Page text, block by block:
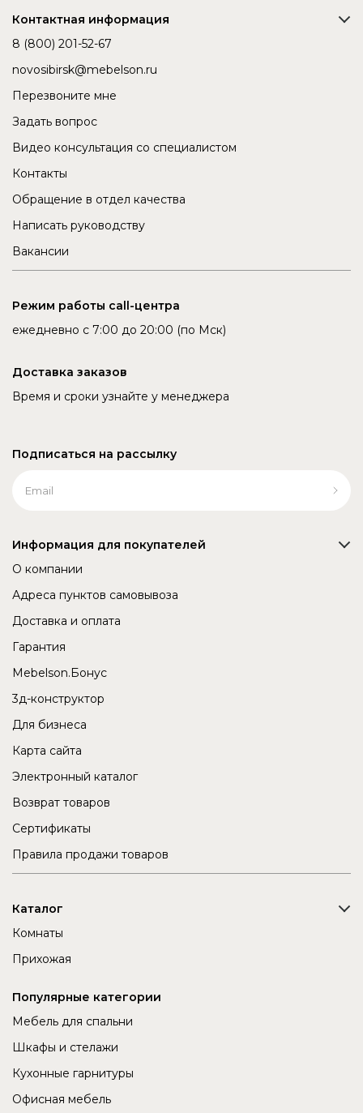
Контактная информация
8 (800) 201-52-67
novosibirsk@mebelson.ru
Перезвоните мне
Задать вопрос
Видео консультация со специалистом
Контакты
Обращение в отдел качества
Написать руководству
Вакансии
Режим работы call-центра
ежедневно с 7:00 до 20:00 (по Мск)
Доставка заказов
Время и сроки узнайте у менеджера
Подписаться на рассылку
Информация для покупателей
О компании
Адреса пунктов самовывоза
Доставка и оплата
Гарантия
Mebelson.Бонус
3д-конструктор
Для бизнеса
Карта сайта
Электронный каталог
Возврат товаров
Сертификаты
Правила продажи товаров
Каталог
Комнаты
Прихожая
Популярные категории
Мебель для спальни
Шкафы и стелажи
Кухонные гарнитуры
Офисная мебель